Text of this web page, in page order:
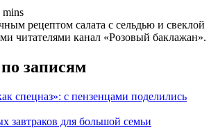
mins
рецептом салата с сельдью и свеклой
читателями канал «Розовый баклажан».
записям
спецназ»: с пензенцами поделились
завтраков для большой семьи